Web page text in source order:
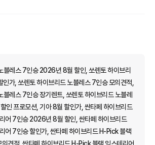
블레스 7인승 2026년 8월 할인, 쏘렌토 하이브리
인가, 쏘렌토 하이브리드 노블레스 7인승 모의견적,
블레스 7인승 장기렌트, 쏘렌토 하이브리드 노블레
인 프로모션, 기아 8월 할인가, 싼타페 하이브리드
어 7인승 2026년 8월 할인, 싼타페 하이브리드
어 7인승 할인가, 싼타페 하이브리드 H-Pick 블랙